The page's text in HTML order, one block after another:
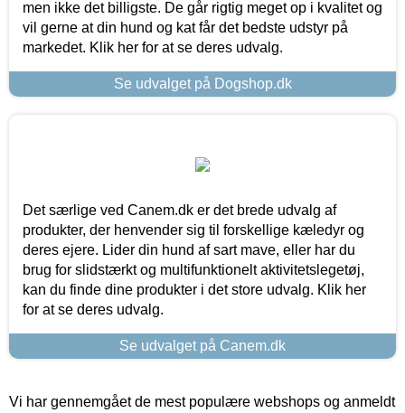
men ikke det billigste. De går rigtig meget op i kvalitet og
vil gerne at din hund og kat får det bedste udstyr på
markedet. Klik her for at se deres udvalg.
Se udvalget på Dogshop.dk
Det særlige ved Canem.dk er det brede udvalg af
produkter, der henvender sig til forskellige kæledyr og
deres ejere. Lider din hund af sart mave, eller har du
brug for slidstærkt og multifunktionelt aktivitetslegetøj,
kan du finde dine produkter i det store udvalg. Klik her
for at se deres udvalg.
Se udvalget på Canem.dk
Vi har gennemgået de mest populære webshops og anmeldt